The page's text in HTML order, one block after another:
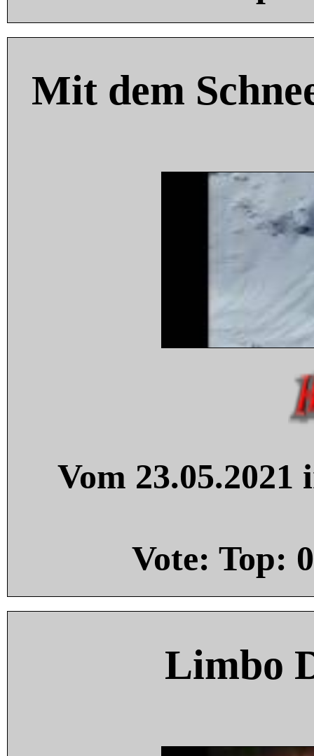
Mit dem
Vom
Vote: Top: 0
Limbo